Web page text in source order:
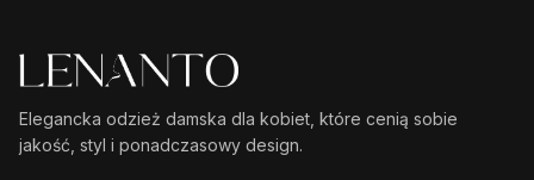
Elegancka odzież damska dla kobiet, które cenią sobie
jakość, styl i ponadczasowy design.